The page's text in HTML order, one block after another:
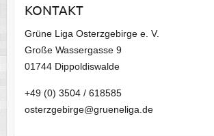
v
KONTAKT
Grüne Liga Osterzgebirge e. V.
Große Wassergasse 9
01744 Dippoldiswalde
+49 (0) 3504 / 618585
osterzgebirge@grueneliga.de